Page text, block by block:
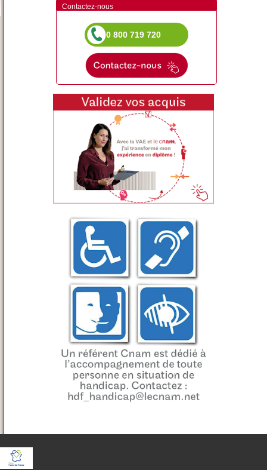
Contactez-nous
0 800 719 720